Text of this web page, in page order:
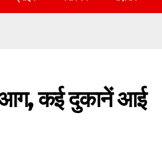
आग, कई दुकानें आई